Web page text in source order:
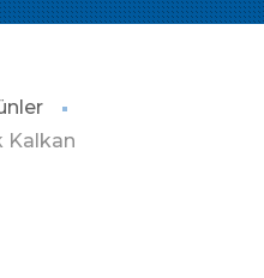
Kalkan